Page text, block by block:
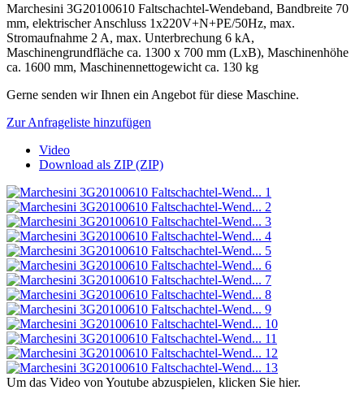
Marchesini 3G20100610 Faltschachtel-Wendeband, Bandbreite 70
mm, elektrischer Anschluss 1x220V+N+PE/50Hz, max.
Stromaufnahme 2 A, max. Unterbrechung 6 kA,
Maschinengrundfläche ca. 1300 x 700 mm (LxB), Maschinenhöhe
ca. 1600 mm, Maschinennettogewicht ca. 130 kg
Gerne senden wir Ihnen ein Angebot für diese Maschine.
Zur Anfrageliste hinzufügen
Video
Download als ZIP (ZIP)
Um das Video von Youtube abzuspielen, klicken Sie hier.